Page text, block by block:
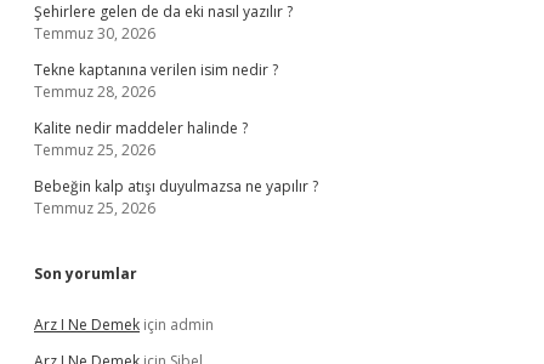
Şehirlere gelen de da eki nasıl yazılır ?
Temmuz 30, 2026
Tekne kaptanına verilen isim nedir ?
Temmuz 28, 2026
Kalite nedir maddeler halinde ?
Temmuz 25, 2026
Bebeğin kalp atışı duyulmazsa ne yapılır ?
Temmuz 25, 2026
Son yorumlar
Arz I Ne Demek için admin